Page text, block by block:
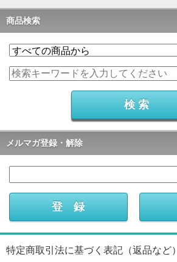
商品検索
メルマガ登録・解除
特定商取引法に基づく表記（返品など）